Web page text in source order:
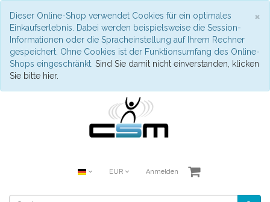
×
Dieser Online-Shop verwendet Cookies für ein optimales
Einkaufserlebnis. Dabei werden beispielsweise die Session-
Informationen oder die Spracheinstellung auf Ihrem Rechner
gespeichert. Ohne Cookies ist der Funktionsumfang des Online-
Shops eingeschränkt. Sind Sie damit nicht einverstanden, klicken
Sie bitte hier.
EUR Anmelden